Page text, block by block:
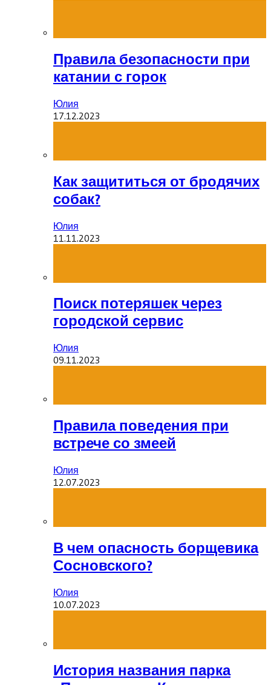
Правила безопасности при
катании с горок
Юлия
17.12.2023
Как защититься от бродячих
собак?
Юлия
11.11.2023
Поиск потеряшек через
городской сервис
Юлия
09.11.2023
Правила поведения при
встрече со змеей
Юлия
12.07.2023
В чем опасность борщевика
Сосновского?
Юлия
10.07.2023
История названия парка